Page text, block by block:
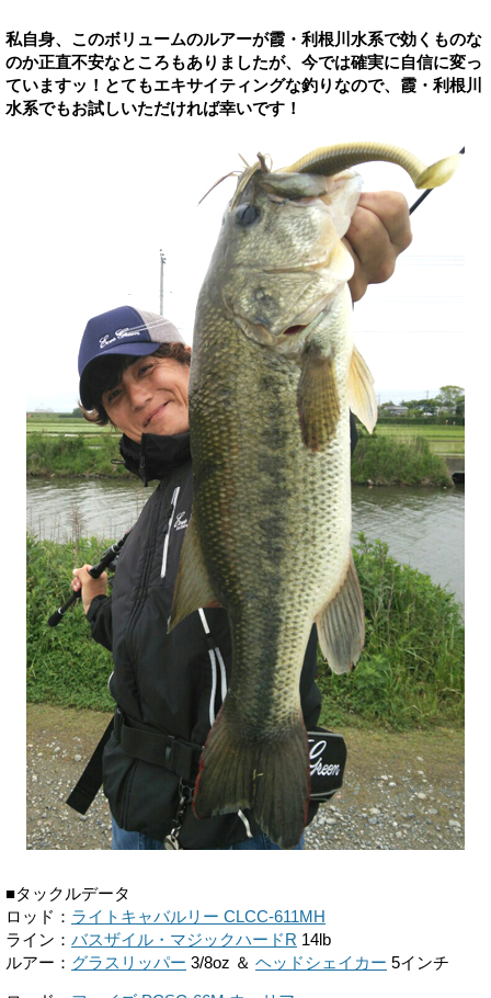
私自身、このボリュームのルアーが霞・利根川水系で効くものな
のか正直不安なところもありましたが、今では確実に自信に変っ
ていますッ！とてもエキサイティングな釣りなので、霞・利根川
水系でもお試しいただければ幸いです！
■タックルデータ
ロッド： ライトキャバルリー CLCC-611MH
ライン： バスザイル・マジックハードR 14lb
ルアー： グラスリッパー 3/8oz ＆ ヘッドシェイカー 5インチ